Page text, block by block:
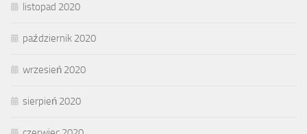
listopad 2020
październik 2020
wrzesień 2020
sierpień 2020